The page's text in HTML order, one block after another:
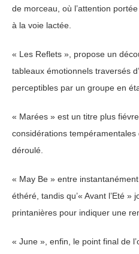
de morceau, où l’attention
à la voie lactée.
« Les Reflets », propose un
tableaux émotionnels traversés
perceptibles par un groupe en
« Marées » est un titre plus
considérations
déroulé.
« May Be » entre
éthéré, tandis qu’« Avant l’Eté »
printanières pour indiquer une
« June », enfin, le point final de